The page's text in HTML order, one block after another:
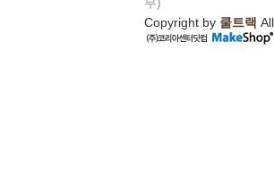
Copyright by 쿨트랙